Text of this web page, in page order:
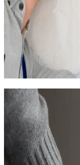
Pour les propriétaires
inertie ou une PAC
facture du locataire.
loue plus facilement
Nous proposons des
premier rendez-vous
Contactez-nous pour
Pourquoi
votre
Seigneurs ?
TCS Plomberie
Seigneurs, aussi bien